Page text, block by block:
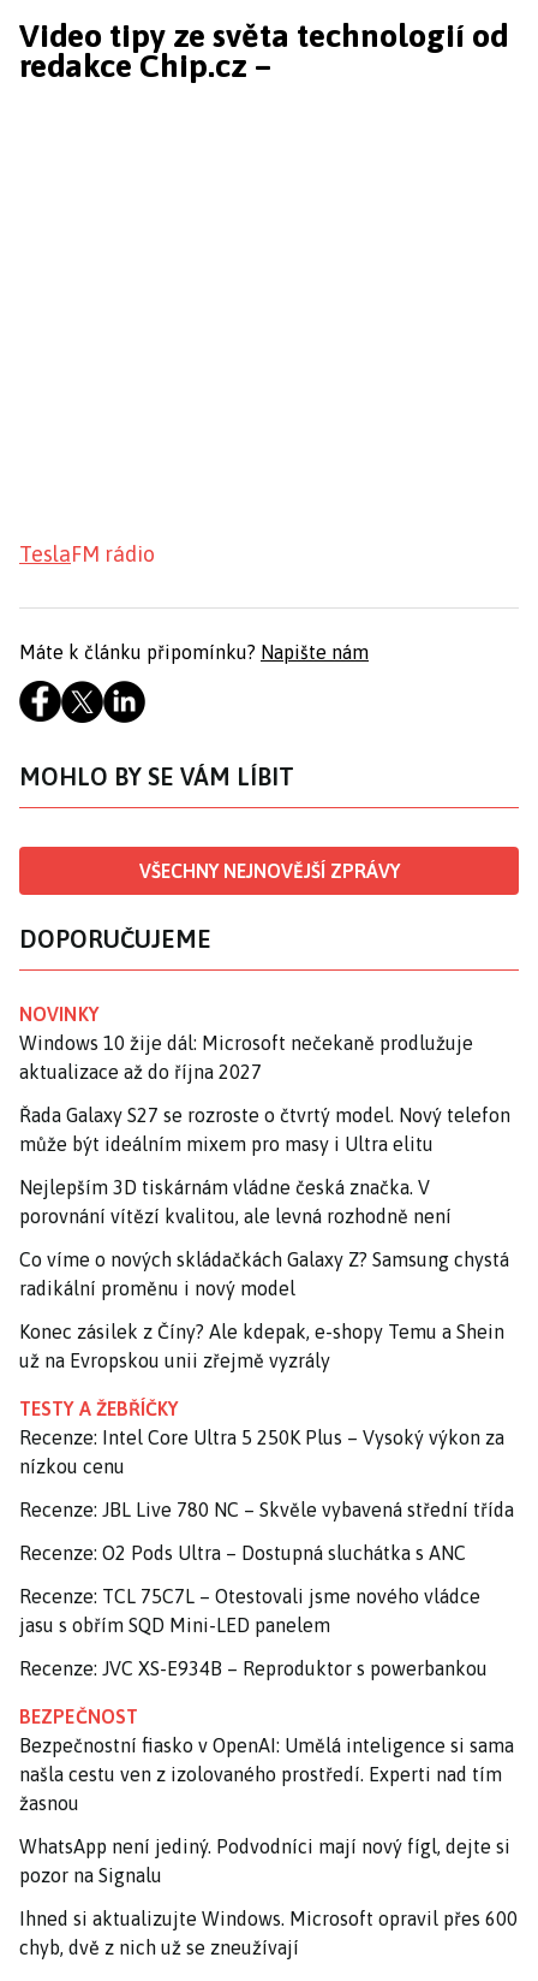
Video tipy ze světa technologií od
redakce Chip.cz –
TeslaFM rádio
Máte k článku připomínku? Napište nám
MOHLO BY SE VÁM LÍBIT
VŠECHNY NEJNOVĚJŠÍ ZPRÁVY
DOPORUČUJEME
NOVINKY
Windows 10 žije dál: Microsoft nečekaně prodlužuje
aktualizace až do října 2027
Řada Galaxy S27 se rozroste o čtvrtý model. Nový telefon
může být ideálním mixem pro masy i Ultra elitu
Nejlepším 3D tiskárnám vládne česká značka. V
porovnání vítězí kvalitou, ale levná rozhodně není
Co víme o nových skládačkách Galaxy Z? Samsung chystá
radikální proměnu i nový model
Konec zásilek z Číny? Ale kdepak, e-shopy Temu a Shein
už na Evropskou unii zřejmě vyzrály
TESTY A ŽEBŘÍČKY
Recenze: Intel Core Ultra 5 250K Plus – Vysoký výkon za
nízkou cenu
Recenze: JBL Live 780 NC – Skvěle vybavená střední třída
Recenze: O2 Pods Ultra – Dostupná sluchátka s ANC
Recenze: TCL 75C7L – Otestovali jsme nového vládce
jasu s obřím SQD Mini-LED panelem
Recenze: JVC XS-E934B – Reproduktor s powerbankou
BEZPEČNOST
Bezpečnostní fiasko v OpenAI: Umělá inteligence si sama
našla cestu ven z izolovaného prostředí. Experti nad tím
žasnou
WhatsApp není jediný. Podvodníci mají nový fígl, dejte si
pozor na Signalu
Ihned si aktualizujte Windows. Microsoft opravil přes 600
chyb, dvě z nich už se zneužívají